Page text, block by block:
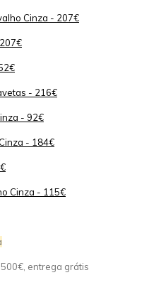
Cinza - 207€
- 216€
- 92€
- 184€
Cinza - 115€
entrega grátis